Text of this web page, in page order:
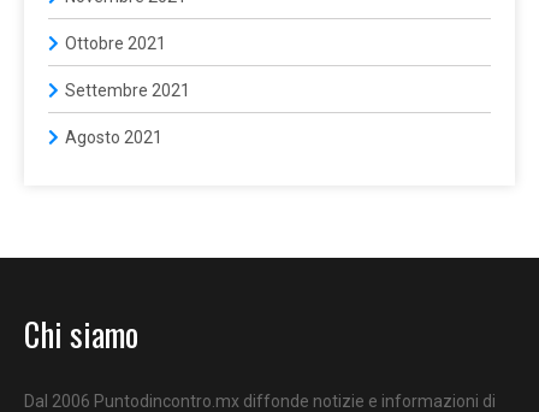
Ottobre 2021
Settembre 2021
Agosto 2021
Chi siamo
Dal 2006 Puntodincontro.mx diffonde notizie e informazioni di